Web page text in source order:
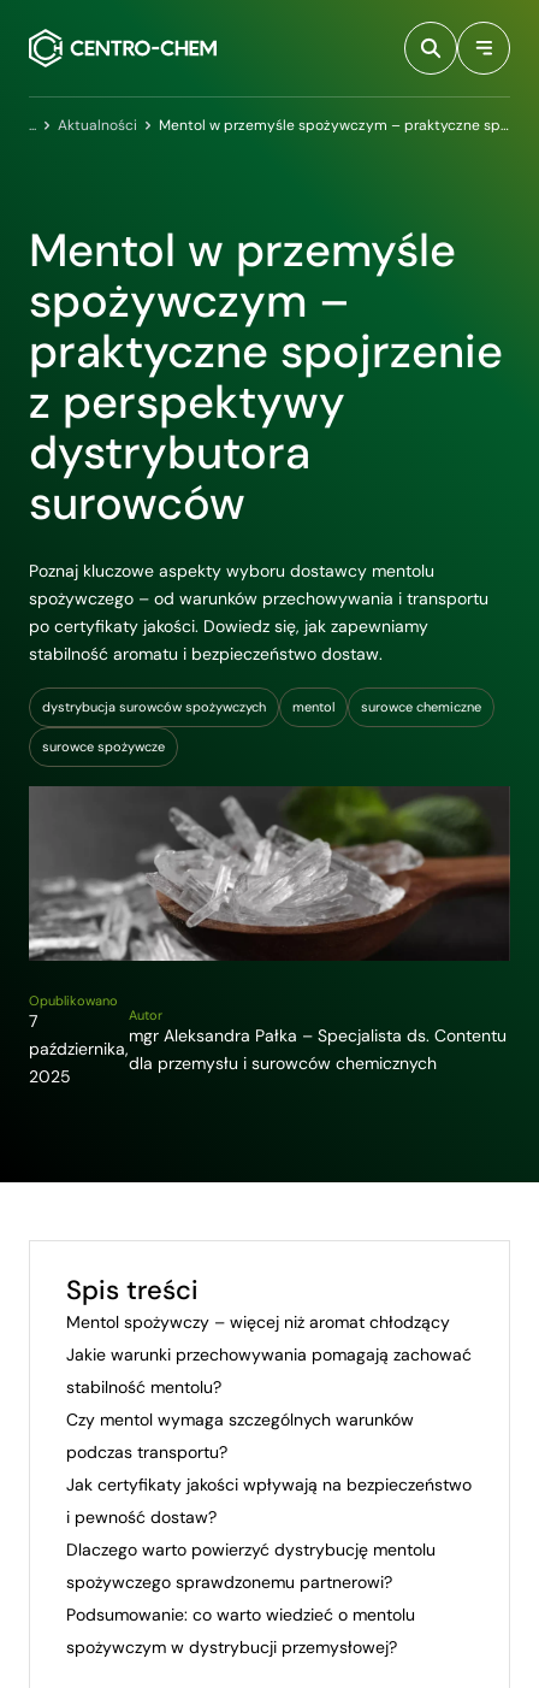
Centro-Chem
Aktualności Mentol w przemyśle spożywczym – praktyczne spojrzenie z perspektywy dystrybutora surowców
Mentol w przemyśle
spożywczym –
praktyczne spojrzenie
z perspektywy
dystrybutora
surowców
Poznaj kluczowe aspekty wyboru dostawcy mentolu
spożywczego – od warunków przechowywania i transportu
po certyfikaty jakości. Dowiedz się, jak zapewniamy
stabilność aromatu i bezpieczeństwo dostaw.
dystrybucja surowców spożywczych mentol surowce chemiczne
surowce spożywcze
Opublikowano
7
października,
2025
Autor
mgr Aleksandra Pałka – Specjalista ds. Contentu
dla przemysłu i surowców chemicznych
Spis treści
Mentol spożywczy – więcej niż aromat chłodzący
Jakie warunki przechowywania pomagają zachować
stabilność mentolu?
Czy mentol wymaga szczególnych warunków
podczas transportu?
Jak certyfikaty jakości wpływają na bezpieczeństwo
i pewność dostaw?
Dlaczego warto powierzyć dystrybucję mentolu
spożywczego sprawdzonemu partnerowi?
Podsumowanie: co warto wiedzieć o mentolu
spożywczym w dystrybucji przemysłowej?